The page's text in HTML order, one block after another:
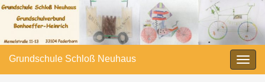
Grundschule Schloß Neuhaus